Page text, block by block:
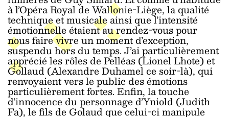
à l’Opéra Royal de Wallonie-Liège, la qualité
technique et musicale ainsi que l’intensité
émotionnelle étaient au rendez-vous pour
nous faire vivre un moment d’exception,
suspendu hors du temps. J’ai particulièrement
apprécié les rôles de Pelléas (Lionel Lhote) et
Gollaud (Alexandre Duhamel ce soir-là), qui
renvoyaient vers le public des émotions
particulièrement fortes. Enfin, la touche
d’innocence du personnage d’Yniold (Judith
Fa), le fils de Golaud que celui-ci manipule